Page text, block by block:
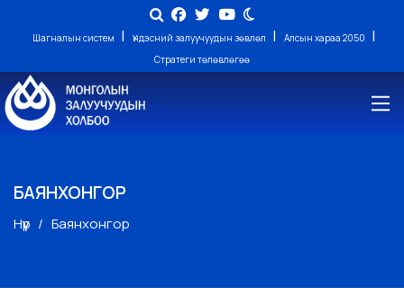
Шагналын систем | Үндэсний залуучуудын зөвлөл | Алсын хараа 2050 |
Стратеги төлөвлөгөө
БАЯНХОНГОР
Нүүр Баянхонгор